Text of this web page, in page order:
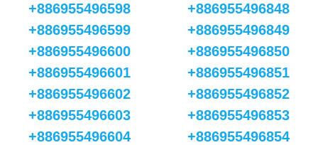
+886955496598
+886955496599
+886955496600
+886955496601
+886955496602
+886955496603
+886955496604
+886955496848
+886955496849
+886955496850
+886955496851
+886955496852
+886955496853
+886955496854